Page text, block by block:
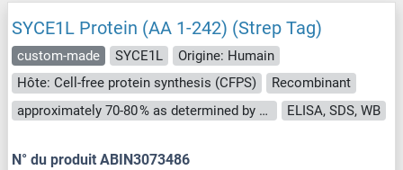
SYCE1L Protein (AA 1-242) (Strep Tag)
custom-made SYCE1L
Origine: Humain
Hôte: Cell-free protein synthesis (CFPS)
Recombinant
approximately 70-80 % as determined by SDS PAGE, Western Blot and analytical SEC (HPLC).
ELISA, SDS, WB
N° du produit ABIN3073486